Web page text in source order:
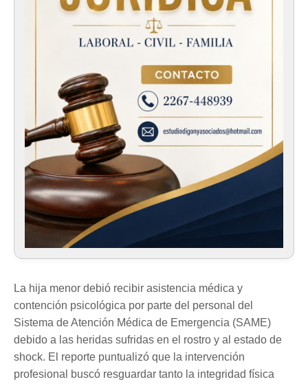
La hija menor debió recibir asistencia médica y
contención psicológica por parte del personal del
Sistema de Atención Médica de Emergencia (SAME)
debido a las heridas sufridas en el rostro y al estado de
shock. El reporte puntualizó que la intervención
profesional buscó resguardar tanto la integridad física